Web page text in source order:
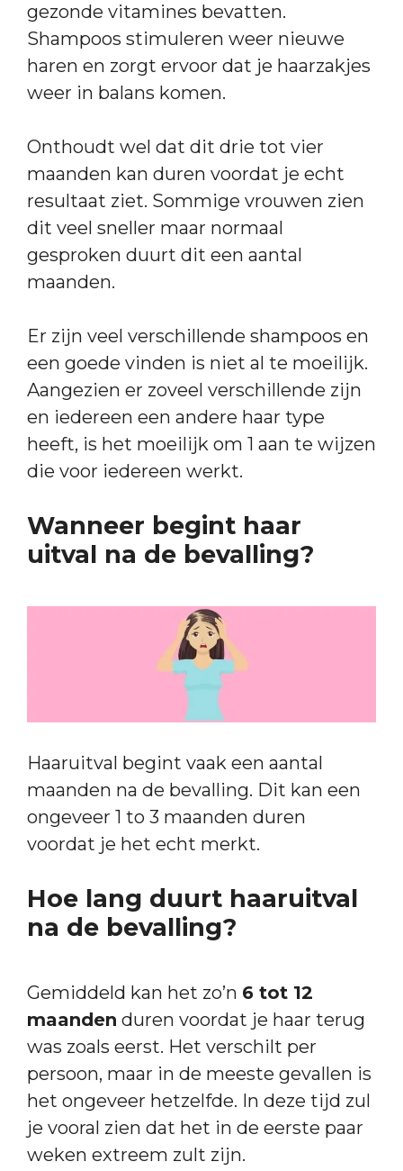
gezonde vitamines bevatten.
Shampoos stimuleren weer nieuwe
haren en zorgt ervoor dat je haarzakjes
weer in balans komen.
Onthoudt wel dat dit drie tot vier
maanden kan duren voordat je echt
resultaat ziet. Sommige vrouwen zien
dit veel sneller maar normaal
gesproken duurt dit een aantal
maanden.
Er zijn veel verschillende shampoos en
een goede vinden is niet al te moeilijk.
Aangezien er zoveel verschillende zijn
en iedereen een andere haar type
heeft, is het moeilijk om 1 aan te wijzen
die voor iedereen werkt.
Wanneer begint haar
uitval na de bevalling?
Haaruitval begint vaak een aantal
maanden na de bevalling. Dit kan een
ongeveer 1 to 3 maanden duren
voordat je het echt merkt.
Hoe lang duurt haaruitval
na de bevalling?
Gemiddeld kan het zo’n 6 tot 12
maanden duren voordat je haar terug
was zoals eerst. Het verschilt per
persoon, maar in de meeste gevallen is
het ongeveer hetzelfde. In deze tijd zul
je vooral zien dat het in de eerste paar
weken extreem zult zijn.